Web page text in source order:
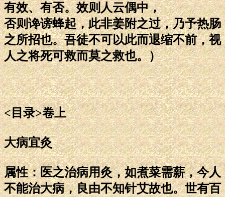
有效、有否。效则人云偶中，
否则谗谤蜂起，此非姜附之过，乃予热肠
之所招也。吾徒不可以此而退缩不前，视
人之将死可救而莫之救也。）
<目录>卷上
大病宜灸
属性：医之治病用灸，如煮菜需薪，今人
不能治大病，良由不知针艾故也。世有百